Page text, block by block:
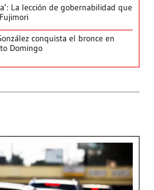
La lección de gobernabilidad que
conquista el bronce en
Domingo